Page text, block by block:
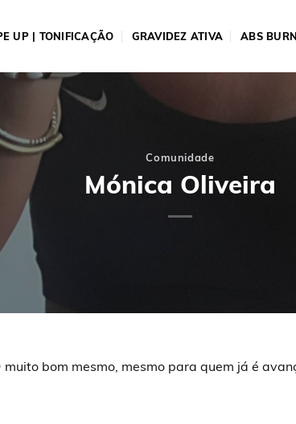
UP | TONIFICAÇÃO GRAVIDEZ ATIVA ABS
Comunidade
Mónica Oliveira
bom mesmo, mesmo para quem já é